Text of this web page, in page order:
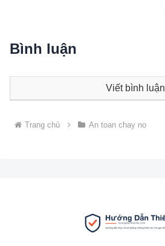
Bình luận
Viết bình luận
Trang chủ An toan chay no